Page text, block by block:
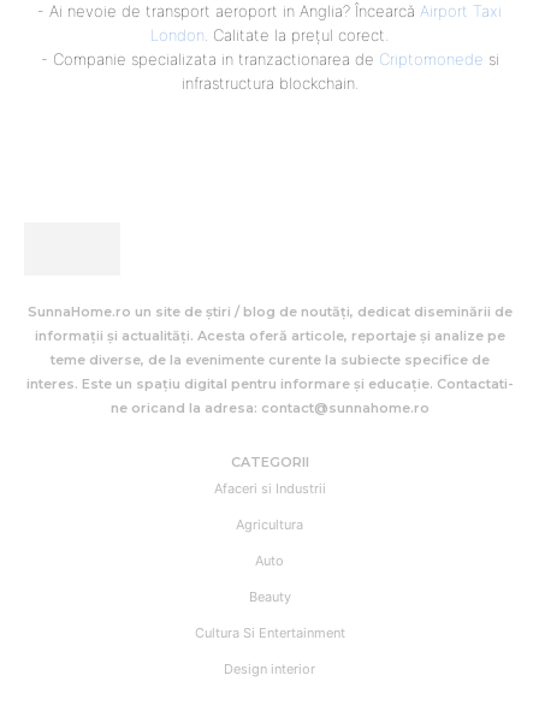
- Ai nevoie de transport aeroport in Anglia? Încearcă Airport Taxi
London. Calitate la prețul corect.
- Companie specializata in tranzactionarea de Criptomonede si
infrastructura blockchain.
SunnaHome.ro un site de știri / blog de noutăți, dedicat diseminării de
informații și actualități. Acesta oferă articole, reportaje și analize pe
teme diverse, de la evenimente curente la subiecte specifice de
interes. Este un spațiu digital pentru informare și educație. Contactati-
ne oricand la adresa: contact@sunnahome.ro
CATEGORII
Afaceri si Industrii
Agricultura
Auto
Beauty
Cultura Si Entertainment
Design interior